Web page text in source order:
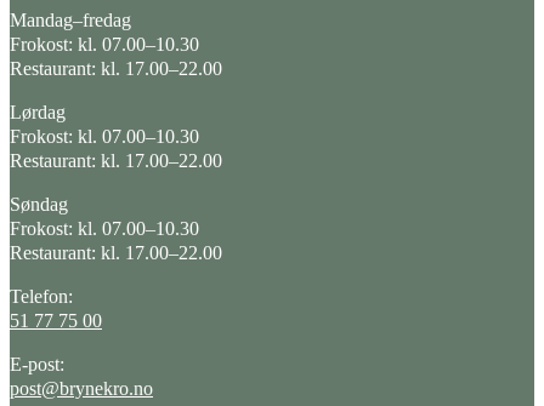
Mandag–fredag
Frokost: kl. 07.00–10.30
Restaurant: kl. 17.00–22.00
Lørdag
Frokost: kl. 07.00–10.30
Restaurant: kl. 17.00–22.00
Søndag
Frokost: kl. 07.00–10.30
Restaurant: kl. 17.00–22.00
Telefon:
51 77 75 00
E-post:
post@brynekro.no